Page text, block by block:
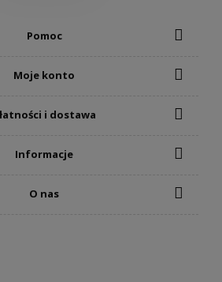
Pomoc
Moje konto
i dostawa
Informacje
O nas